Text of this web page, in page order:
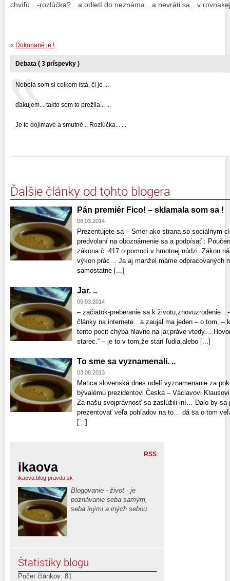
chvíľu…-rozlúčka?…a odletí do neznáma…a nevráti sa…v
« Dokonané je !
Debata ( 3 príspevky )
Nebola som si celkom istá, či je ...
ďakujem...-takto som to prežila... ...
Je to dojímavé a smutné... Rozlúčka... ...
Ďalšie články od tohto blogera
Pán premiér Fico! – sklamala som sa !
08.03.2014
Prezentujete sa – Smer-ako strana so sociálnym
predvolaní na oboznámenie sa a podpísať :
zákona č. 417 o pomoci v hmotnej núdzi. Zákon
výkon prác… Ja aj manžel máme odpracovaných
samostatne [...]
Jar. ..
05.03.2014
– začiatok-preberanie sa k
články na internete…a zaujal ma jeden – o tom,
tento pocit chýba hlavne na jar,práve vtedy…
starec.“ – je to v tom,že starí ľudia,alebo [...]
To sme sa vyznamenali. ..
03.08.2013
Matica slovenská dnes udelí vyznamenanie za
bývalému prezidentovi Česka – Václavovi
Za našu svojprávnosť sa zaslúžili iní… Dalo by
prezentovať veľa pohľadov na to… dá sa o tom
[...]
RSS
ikaova
ikaova.blog.pravda.sk
Blogovanie - život - je
poznávanie seba samým,
seba inými a iných sebou.
Štatistiky blogu
Počet článkov: 81